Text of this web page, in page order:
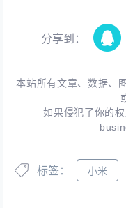
分享到：
本站所有文章、数据、
如果侵犯了你的
标签： 小米